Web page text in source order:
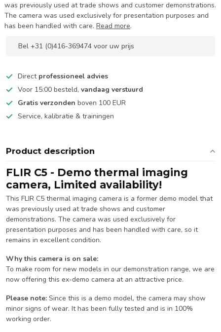
was previously used at trade shows and customer demonstrations.
The camera was used exclusively for presentation purposes and
has been handled with care. Read more.
Bel +31 (0)416-369474 voor uw prijs
Direct professioneel advies
Voor 15:00 besteld, vandaag verstuurd
Gratis verzonden boven 100 EUR
Service, kalibratie & trainingen
Product description
FLIR C5 - Demo thermal imaging
camera, Limited availability!
This FLIR C5 thermal imaging camera is a former demo model that
was previously used at trade shows and customer
demonstrations. The camera was used exclusively for
presentation purposes and has been handled with care, so it
remains in excellent condition.
Why this camera is on sale:
To make room for new models in our demonstration range, we are
now offering this ex-demo camera at an attractive price.
Please note: Since this is a demo model, the camera may show
minor signs of wear. It has been fully tested and is in 100%
working order.